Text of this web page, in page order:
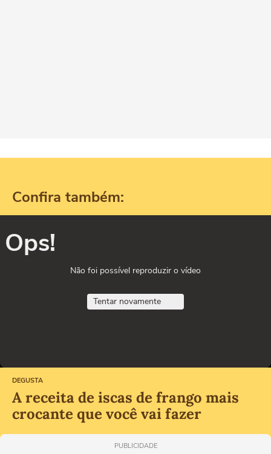
Confira também:
Ops!
Não foi possível reproduzir o vídeo
Tentar novamente
DEGUSTA
A receita de iscas de frango mais
crocante que você vai fazer
PUBLICIDADE